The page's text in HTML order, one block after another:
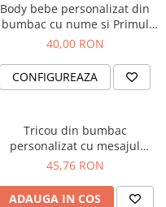
Body bebe personalizat din
bumbac cu nume si Primul
meu Craciun
40,00 RON
CONFIGUREAZA
Tricou din bumbac
personalizat cu mesajul
Mandra ca sunt Romanca
45,76 RON
ADAUGA IN COS